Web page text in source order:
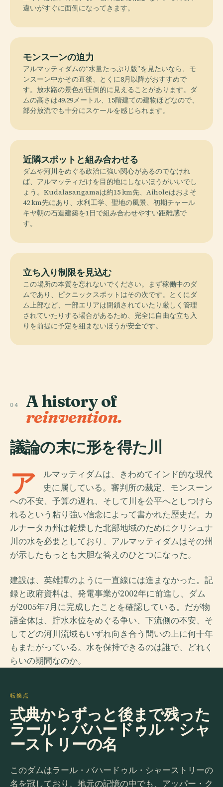
違いがすぐに面倒になってきます。
モンスーンの迫力
アルマッティダムの“水量たっぷり版”を見たいなら、モ
ンスーン中かその直後、とくに8月以降がおすすめで
す。放水路の景色が圧倒的に見えることがあります。ダ
ムの高さは49.29メートル、15階建ての建物ほどなので、
部分放流でも十分にスケールを感じられます。
近隣スポットと組み合わせる
ダムや河川をめぐる政治に強い関心があるのでなけれ
ば、アルマッティだけを目的地にしないほうがいいでし
ょう。Kudalasangamaは約15 km先、Aiholeはおよそ
42 km先にあり、水利工学、聖地の風景、初期チャール
キヤ朝の石造建築を1日で組み合わせやすい距離感で
す。
立ち入り制限を見込む
この場所の本質を忘れないでください。まず稼働中のダ
ムであり、ピクニックスポットはその次です。とくにダ
ム上部など、一部エリアは閉鎖されていたり厳しく管理
されていたりする場合があるため、完全に自由な立ち入
りを前提に予定を組まないほうが安全です。
04 A history of
reinvention.
議論の末に形を得た川
ア
ルマッティダムは、きわめてインド的な現代
史に属している。審判所の裁定、モンスーン
への不安、予算の遅れ、そして川を公平へとしつけら
れるという粘り強い信念によって書かれた歴史だ。カ
ルナータカ州は乾燥した北部地域のためにクリシュナ
川の水を必要としており、アルマッティダムはその州
が示したもっとも大胆な答えのひとつになった。
建設は、英雄譚のように一直線には進まなかった。記
録と政府資料は、発電事業が2002年に前進し、ダム
が2005年7月に完成したことを確認している。だが物
語全体は、貯水水位をめぐる争い、下流側の不安、そ
してどの河川流域もいずれ向き合う問いの上に何十年
もまたがっている。水を保持できるのは誰で、どれく
らいの期間なのか。
転換点
式典からずっと後まで残った
ラール・バハードゥル・シャ
ーストリーの名
このダムはラール・バハードゥル・シャーストリーの
名を冠しており、地元の記憶の中でも、アッパー・ク